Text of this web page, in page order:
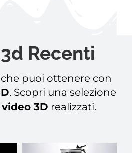
Recenti
puoi ottenere con
. Scopri una selezione
video 3D realizzati.